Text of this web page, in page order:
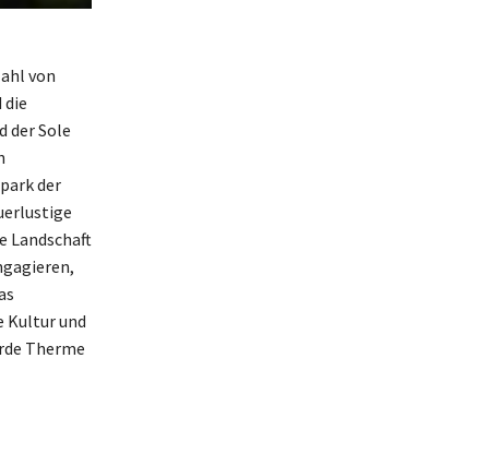
von
der Sole
der
Landschaft
Kultur und
Therme